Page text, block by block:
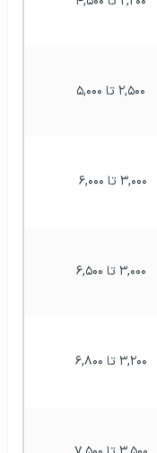
۳,۰۰۰ تا ۶,۰۰۰